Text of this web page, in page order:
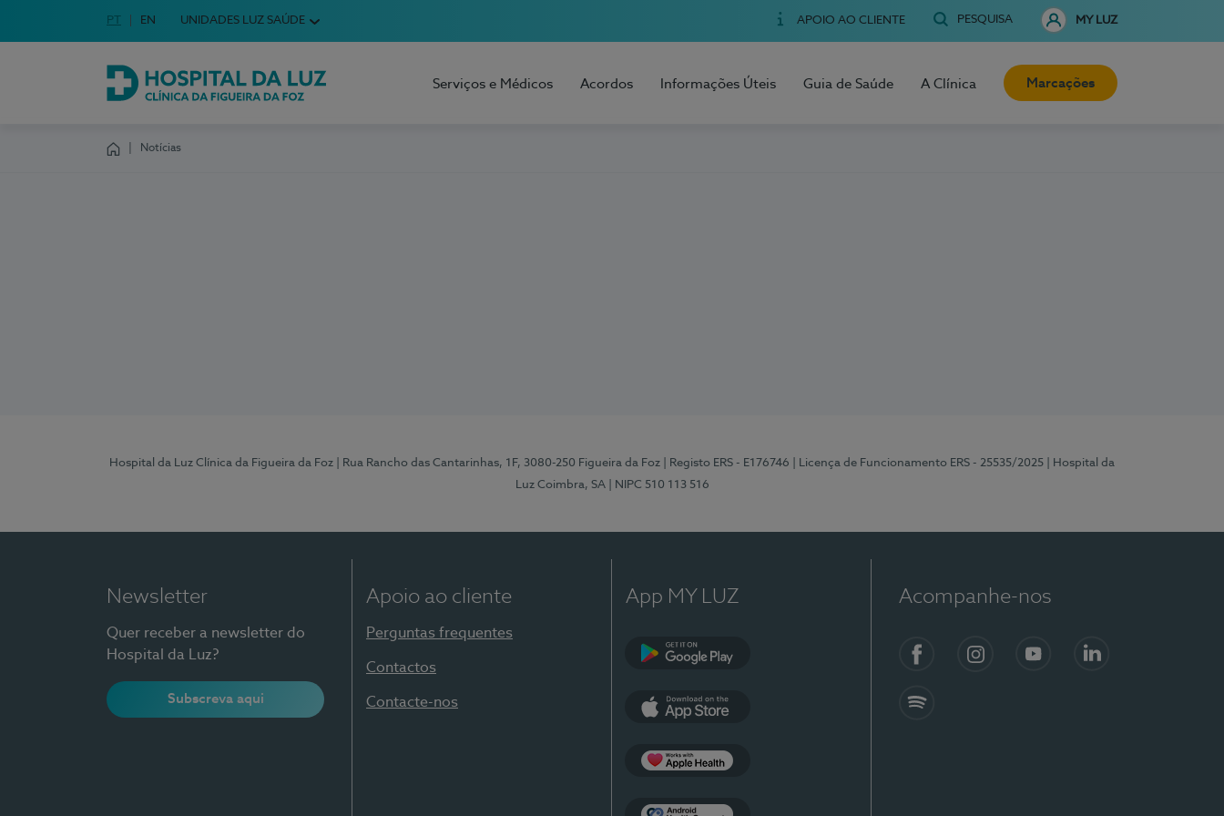
Escolha o seu idioma
Idioma em Português
PT English Language
EN UNIDADES LUZ SAÚDE APOIO AO CLIENTE PESQUISA MY LUZ
Hospital da Luz Clínica da Figueira da Foz
Serviços e Médicos Acordos Informações Úteis Guia de Saúde A Clínica Marcações
Notícias
Hospital da Luz Clínica da Figueira da Foz | Rua Rancho das Cantarinhas, 1F, 3080-250 Figueira da Foz | Registo ERS - E176746 | Licença de Funcionamento ERS - 25535/2025
| Hospital da
Luz Coimbra, SA
| NIPC 510 113 516
Newsletter
Quer receber a newsletter do
Hospital da Luz?
Subscreva aqui
Apoio ao cliente
Perguntas frequentes
Contactos
Contacte-nos
App MY LUZ Acompanhe-nos